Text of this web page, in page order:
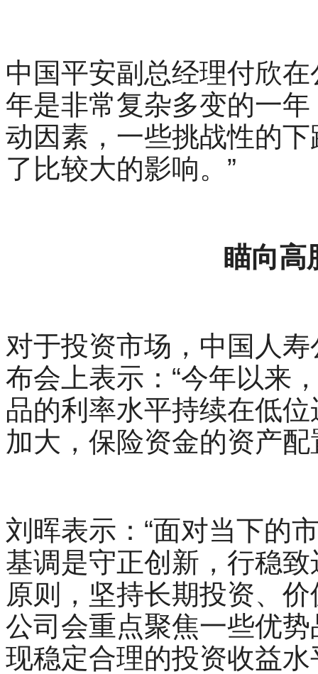
中国平安副总经理付欣
年是非常复杂多变的一
动因素，一些挑战性的
了比较大的影响。”
瞄向高
对于投资市场，中国人
布会上表示：“今年以来
品的利率水平持续在低
加大，保险资金的资产配
刘晖表示：“面对当下的
基调是守正创新，行稳
原则，坚持长期投资、
公司会重点聚焦一些优
现稳定合理的投资收益水